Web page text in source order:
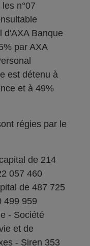
n°07
d'AXA Banque
par AXA
est détenu à
et à 49%
régies par le
de 214
057 460
de 487 725
499 959
- Société
et de
- Siren 353